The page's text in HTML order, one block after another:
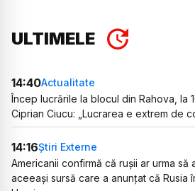
ULTIMELE
14:40Actualitate
Încep lucrările la blocul din Rahova, la
Ciprian Ciucu: „Lucrarea e extrem de
14:16Știri Externe
Americanii confirmă că rușii ar urma să
aceeași sursă care a anunțat că Rusia